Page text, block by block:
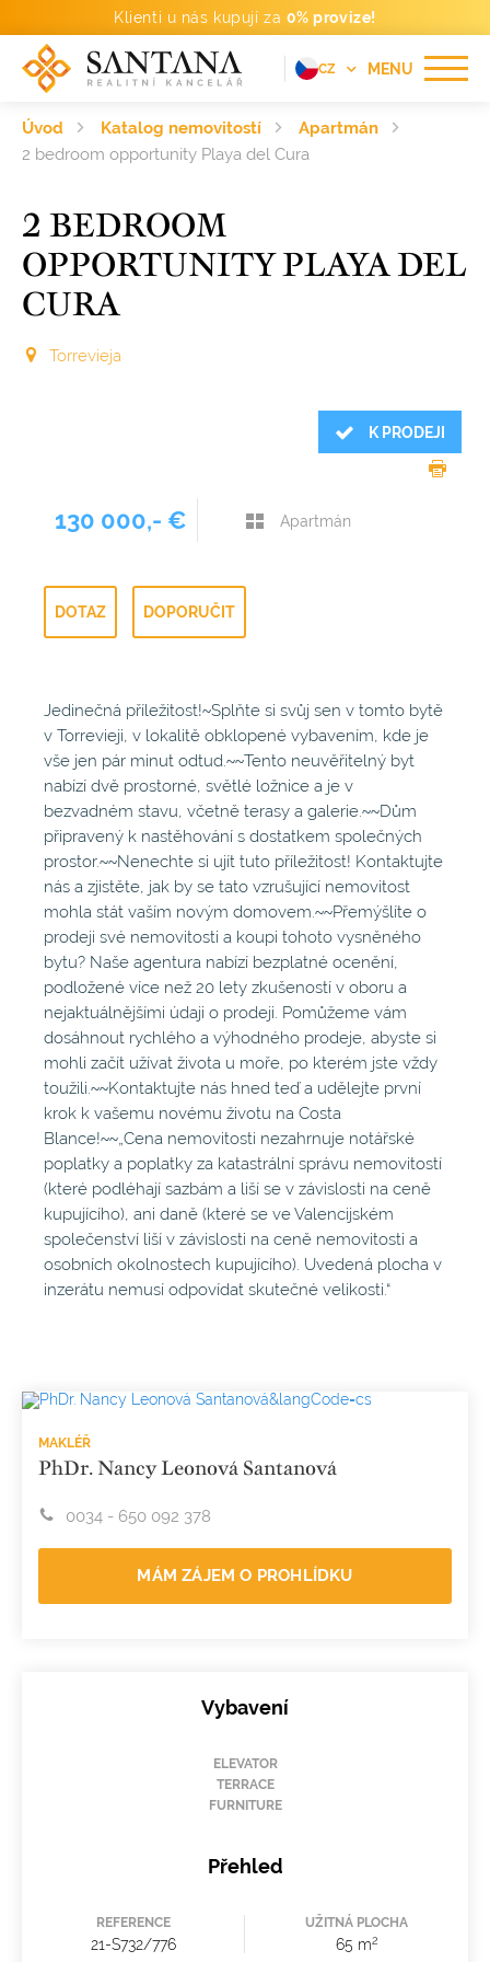
Klienti u nás kupují za 0% provize!
MENU
CZ
Úvod Katalog nemovitostí
Apartmán
2 bedroom opportunity Playa del Cura
2 BEDROOM
OPPORTUNITY PLAYA DEL
CURA
Torrevieja
K PRODEJI
130 000,- € Apartmán
DOTAZ DOPORUČIT
Jedinečná příležitost!~Splňte si svůj sen v tomto bytě
v Torrevieji, v lokalitě obklopené vybavením, kde je
vše jen pár minut odtud.~~Tento neuvěřitelný byt
nabízí dvě prostorné, světlé ložnice a je v
bezvadném stavu, včetně terasy a galerie.~~Dům
připravený k nastěhování s dostatkem společných
prostor.~~Nenechte si ujít tuto příležitost! Kontaktujte
nás a zjistěte, jak by se tato vzrušující nemovitost
mohla stát vaším novým domovem.~~Přemýšlíte o
prodeji své nemovitosti a koupi tohoto vysněného
bytu? Naše agentura nabízí bezplatné ocenění,
podložené více než 20 lety zkušeností v oboru a
nejaktuálnějšími údaji o prodeji. Pomůžeme vám
dosáhnout rychlého a výhodného prodeje, abyste si
mohli začít užívat života u moře, po kterém jste vždy
toužili.~~Kontaktujte nás hned teď a udělejte první
krok k vašemu novému životu na Costa
Blance!~~„Cena nemovitosti nezahrnuje notářské
poplatky a poplatky za katastrální správu nemovitostí
(které podléhají sazbám a liší se v závislosti na ceně
kupujícího), ani daně (které se ve Valencijském
společenství liší v závislosti na ceně nemovitosti a
osobních okolnostech kupujícího). Uvedená plocha v
inzerátu nemusí odpovídat skutečné velikosti.“
MAKLÉŘ
PhDr. Nancy Leonová Santanová
0034 - 650 092 378
MÁM ZÁJEM O PROHLÍDKU
Vybavení
ELEVATOR
TERRACE
FURNITURE
Přehled
REFERENCE
21-S732/776
UŽITNÁ PLOCHA
65 m2